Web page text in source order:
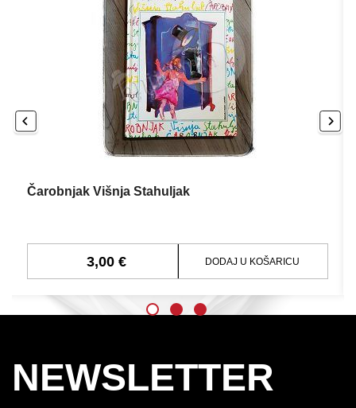
Čarobnjak Višnja Stahuljak
3,00 € DODAJ U KOŠARICU
NEWSLETTER